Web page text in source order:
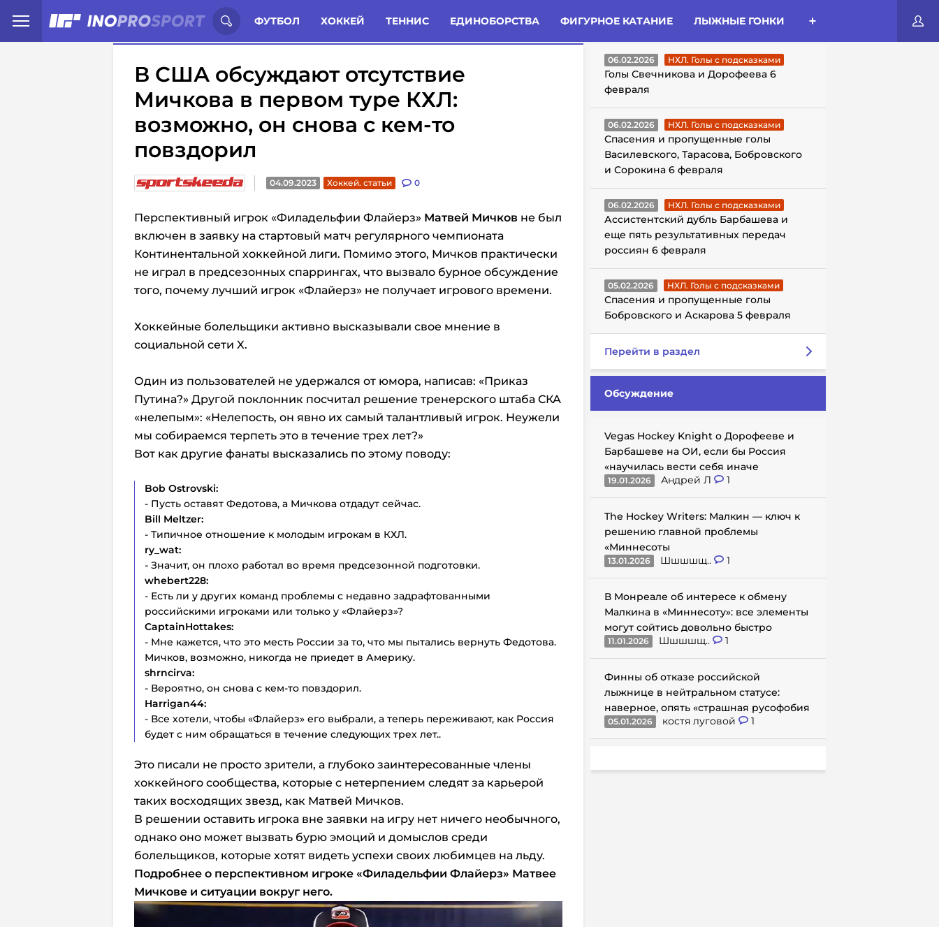
ФУТБОЛ ХОККЕЙ ТЕННИС ЕДИНОБОРСТВА ФИГУРНОЕ КАТАНИЕ ЛЫЖНЫЕ ГОНКИ
Иностранцы о спорте России: Статьи Комменты Новости
В США обсуждают отсутствие
Мичкова в первом туре КХЛ:
возможно, он снова с кем-то
повздорил
04.09.2023 Хоккей. статьи 0
Перспективный игрок «Филадельфии Флайерз» Матвей Мичков не был
включен в заявку на стартовый матч регулярного чемпионата
Континентальной хоккейной лиги. Помимо этого, Мичков практически
не играл в предсезонных спаррингах, что вызвало бурное обсуждение
того, почему лучший игрок «Флайерз» не получает игрового времени.
Хоккейные болельщики активно высказывали свое мнение в
социальной сети X.
Один из пользователей не удержался от юмора, написав: «Приказ
Путина?» Другой поклонник посчитал решение тренерского штаба СКА
«нелепым»: «Нелепость, он явно их самый талантливый игрок. Неужели
мы собираемся терпеть это в течение трех лет?»
Вот как другие фанаты высказались по этому поводу:
Bob Ostrovski:
- Пусть оставят Федотова, а Мичкова отдадут сейчас.
Bill Meltzer:
- Типичное отношение к молодым игрокам в КХЛ.
ry_wat:
- Значит, он плохо работал во время предсезонной подготовки.
whebert228:
- Есть ли у других команд проблемы с недавно задрафтованными
российскими игроками или только у «Флайерз»?
CaptainHottakes:
- Мне кажется, что это месть России за то, что мы пытались вернуть Федотова.
Мичков, возможно, никогда не приедет в Америку.
shrncirva:
- Вероятно, он снова с кем-то повздорил.
Harrigan44:
- Все хотели, чтобы «Флайерз» его выбрали, а теперь переживают, как Россия
будет с ним обращаться в течение следующих трех лет..
Это писали не просто зрители, а глубоко заинтересованные члены
хоккейного сообщества, которые с нетерпением следят за карьерой
таких восходящих звезд, как Матвей Мичков.
В решении оставить игрока вне заявки на игру нет ничего необычного,
однако оно может вызвать бурю эмоций и домыслов среди
болельщиков, которые хотят видеть успехи своих любимцев на льду.
Подробнее о перспективном игроке «Филадельфии Флайерз» Матвее
Мичкове и ситуации вокруг него.
ГОЛЫ С ПОДСКАЗКАМИ
06.02.2026 НХЛ. Голы с подсказками
Голы Свечникова и Дорофеева 6
февраля
06.02.2026 НХЛ. Голы с подсказками
Спасения и пропущенные голы
Василевского, Тарасова, Бобровского
и Сорокина 6 февраля
06.02.2026 НХЛ. Голы с подсказками
Ассистентский дубль Барбашева и
еще пять результативных передач
россиян 6 февраля
05.02.2026 НХЛ. Голы с подсказками
Спасения и пропущенные голы
Бобровского и Аскарова 5 февраля
Перейти в раздел
Обсуждение
Vegas Hockey Knight о Дорофееве и
Барбашеве на ОИ, если бы Россия
«научилась вести себя иначе
19.01.2026 Андрей Л 1
The Hockey Writers: Малкин — ключ к
решению главной проблемы
«Миннесоты
13.01.2026 Шшшшщ.. 1
В Монреале об интересе к обмену
Малкина в «Миннесоту»: все элементы
могут сойтись довольно быстро
11.01.2026 Шшшшщ.. 1
Финны об отказе российской
лыжнице в нейтральном статусе:
наверное, опять «страшная русофобия
05.01.2026 костя луговой 1